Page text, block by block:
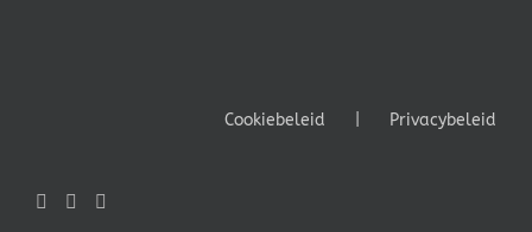
Cookiebeleid Privacybeleid